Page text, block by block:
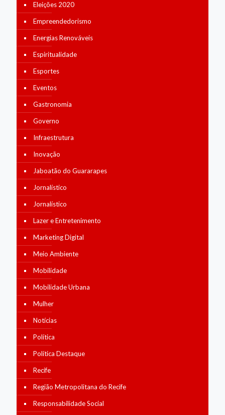
Eleições 2020
Empreendedorismo
Energias Renováveis
Espiritualidade
Esportes
Eventos
Gastronomia
Governo
Infraestrutura
Inovação
Jaboatão do Guararapes
Jornalístico
Jornalístico
Lazer e Entretenimento
Marketing Digital
Meio Ambiente
Mobilidade
Mobilidade Urbana
Mulher
Notícias
Política
Política Destaque
Recife
Região Metropolitana do Recife
Responsabilidade Social